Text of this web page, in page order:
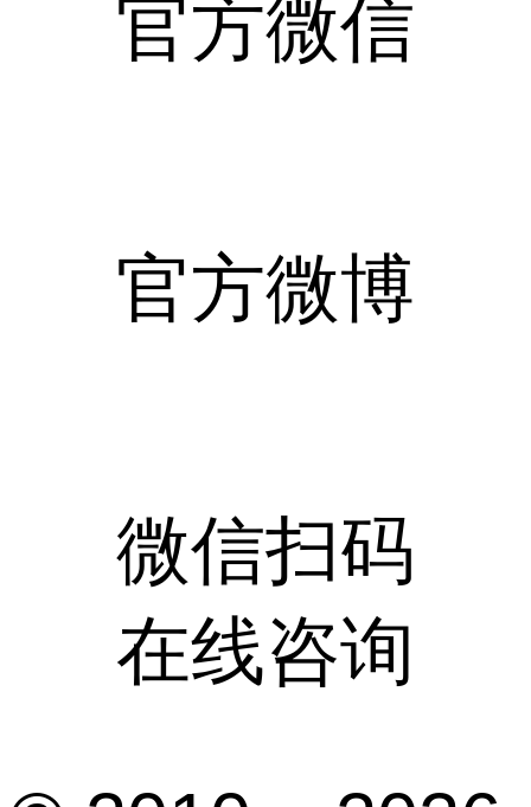
官方微信
官方微博
微信扫码
在线咨询